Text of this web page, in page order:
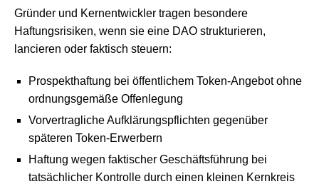
Gründer und Kernentwickler tragen besondere
Haftungsrisiken, wenn sie eine DAO strukturieren,
lancieren oder faktisch steuern:
Prospekthaftung bei öffentlichem Token-Angebot ohne
ordnungsgemäße Offenlegung
Vorvertragliche Aufklärungspflichten gegenüber
späteren Token-Erwerbern
Haftung wegen faktischer Geschäftsführung bei
tatsächlicher Kontrolle durch einen kleinen Kernkreis